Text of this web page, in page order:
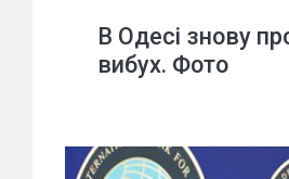
В Одесі знову
вибух. Фото